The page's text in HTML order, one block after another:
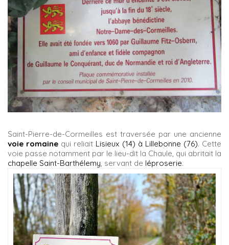
Saint-Pierre-de-Cormeilles est traversée par une ancienne
voie romaine qui reliait Lisieux (14) à Lillebonne (76). Cette
voie passe notamment par le lieu-dit la Chaule, qui abritait la
chapelle Saint-Barthélemy, servant de léproserie.